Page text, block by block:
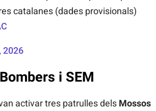
catalanes (dades provisionals)
2026
i SEM
activar tres patrulles delsMossos